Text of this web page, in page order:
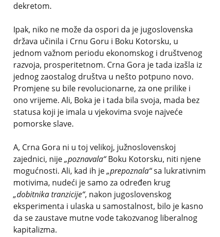
dekretom.
Ipak, niko ne može da ospori da je jugoslovenska
država učinila i Crnu Goru i Boku Kotorsku, u
jednom važnom periodu ekonomskog i društvenog
razvoja, prosperitetnom. Crna Gora je tada izašla iz
jednog zaostalog društva u nešto potpuno novo.
Promjene su bile revolucionarne, za one prilike i
ono vrijeme. Ali, Boka je i tada bila svoja, mada bez
statusa koji je imala u vjekovima svoje najveće
pomorske slave.
A, Crna Gora ni u toj velikoj, južnoslovenskoj
zajednici, nije„poznavala“Boku Kotorsku, niti njene
mogućnosti. Ali, kad ih je„prepoznala“sa lukrativnim
motivima, nudeći je samo za određen krug
„dobitnika tranzicije“, nakon jugoslovenskog
eksperimenta i ulaska u samostalnost, bilo je kasno
da se zaustave mutne vode takozvanog liberalnog
kapitalizma.